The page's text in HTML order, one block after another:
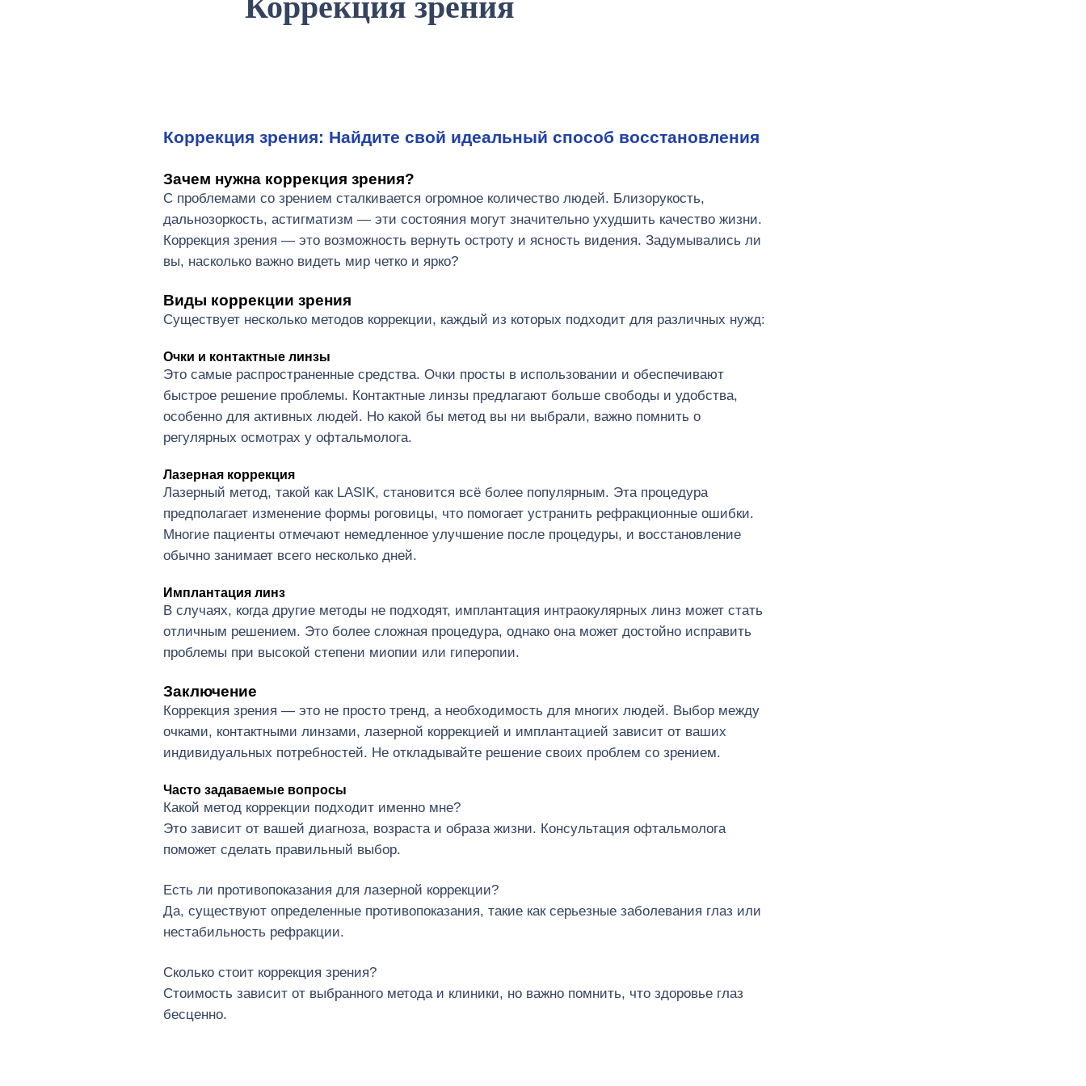
Видеоистория
Коррекция зрения: Найдите свой идеальный способ восстановления
Зачем нужна коррекция зрения?
С проблемами со зрением сталкивается огромное количество людей. Близорукость,
дальнозоркость, астигматизм — эти состояния могут значительно ухудшить качество жизни.
Коррекция зрения — это возможность вернуть остроту и ясность видения. Задумывались ли
вы, насколько важно видеть мир четко и ярко?
Виды коррекции зрения
Существует несколько методов коррекции, каждый из которых подходит для различных нужд:
Очки и контактные линзы
Это самые распространенные средства. Очки просты в использовании и обеспечивают
быстрое решение проблемы. Контактные линзы предлагают больше свободы и удобства,
особенно для активных людей. Но какой бы метод вы ни выбрали, важно помнить о
регулярных осмотрах у офтальмолога.
Лазерная коррекция
Лазерный метод, такой как LASIK, становится всё более популярным. Эта процедура
предполагает изменение формы роговицы, что помогает устранить рефракционные ошибки.
Многие пациенты отмечают немедленное улучшение после процедуры, и восстановление
обычно занимает всего несколько дней.
Имплантация линз
В случаях, когда другие методы не подходят, имплантация интраокулярных линз может стать
отличным решением. Это более сложная процедура, однако она может достойно исправить
проблемы при высокой степени миопии или гиперопии.
Заключение
Коррекция зрения — это не просто тренд, а необходимость для многих людей. Выбор между
очками, контактными линзами, лазерной коррекцией и имплантацией зависит от ваших
индивидуальных потребностей. Не откладывайте решение своих проблем со зрением.
Часто задаваемые вопросы
Какой метод коррекции подходит именно мне?
Это зависит от вашей диагноза, возраста и образа жизни. Консультация офтальмолога
поможет сделать правильный выбор.
Есть ли противопоказания для лазерной коррекции?
Да, существуют определенные противопоказания, такие как серьезные заболевания глаз или
нестабильность рефракции.
Сколько стоит коррекция зрения?
Стоимость зависит от выбранного метода и клиники, но важно помнить, что здоровье глаз
бесценно.